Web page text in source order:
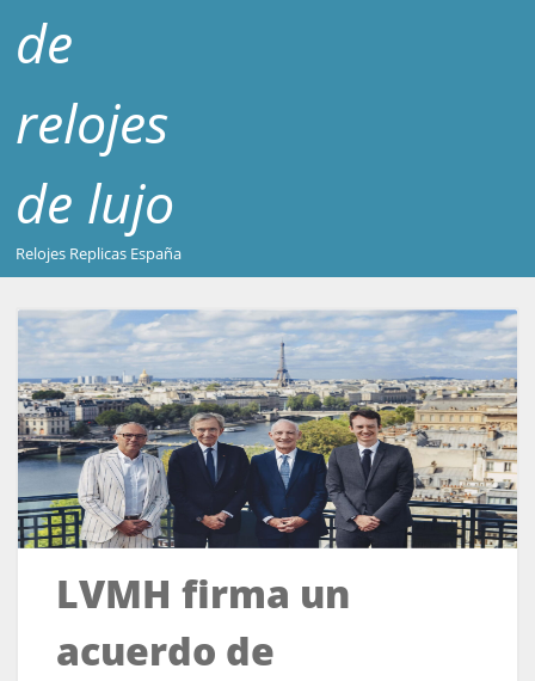
de
relojes
de lujo
Relojes Replicas España
LVMH firma un
acuerdo de